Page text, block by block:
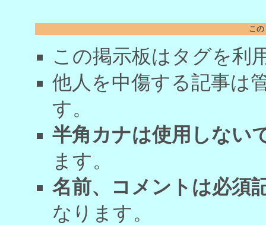
こ
この掲示板はタグを利
他人を中傷する記事は
す。
半角カナは使用しない
ます。
名前、コメントは必須
なります。